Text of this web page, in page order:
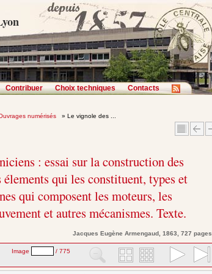
Contribuer Choix techniques Contacts
numérisés » Le vignole des ...
: essai sur la construction des
élements qui les constituent, types et
qui composent les moteurs, les
et autres mécanismes. Texte.
Jacques EugèneArmengaud, 1863, 727 pages
Image / 775